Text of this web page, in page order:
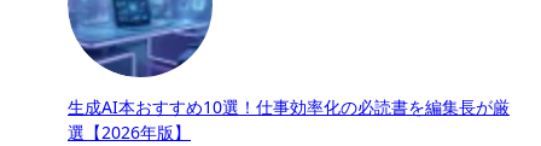
生成AI本おすすめ10選！仕事効率化の必読書を編集長が厳
選【2026年版】